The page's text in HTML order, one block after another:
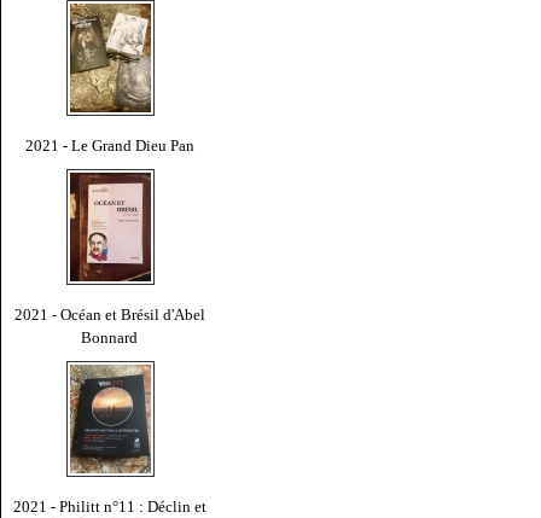
2021 - Le Grand Dieu Pan
2021 - Océan et Brésil d'Abel
Bonnard
2021 - Philitt n°11 : Déclin et